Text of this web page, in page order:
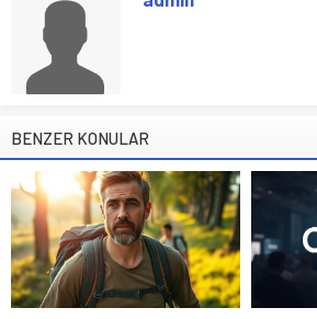
BENZER KONULAR